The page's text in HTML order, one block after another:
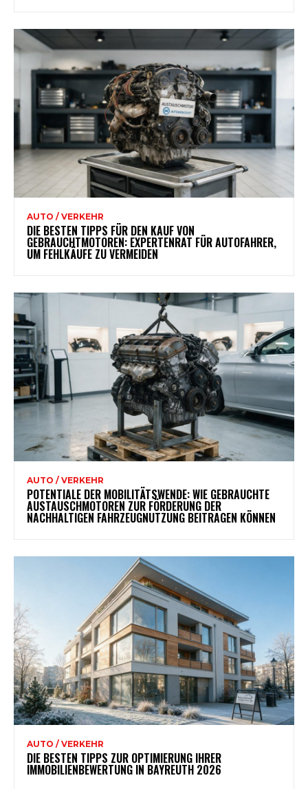
AUTO / VERKEHR
DIE BESTEN TIPPS FÜR DEN KAUF VON
GEBRAUCHTMOTOREN: EXPERTENRAT FÜR AUTOFAHRER,
UM FEHLKÄUFE ZU VERMEIDEN
AUTO / VERKEHR
POTENTIALE DER MOBILITÄTSWENDE: WIE GEBRAUCHTE
AUSTAUSCHMOTOREN ZUR FÖRDERUNG DER
NACHHALTIGEN FAHRZEUGNUTZUNG BEITRAGEN KÖNNEN
AUTO / VERKEHR
DIE BESTEN TIPPS ZUR OPTIMIERUNG IHRER
IMMOBILIENBEWERTUNG IN BAYREUTH 2026